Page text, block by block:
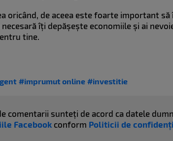
oricând, de aceea este foarte important
îți depășește economiile și ai
tine.
#imprumut online #investitie
comentarii sunteți de acord ca datele
Facebook conform Politicii de